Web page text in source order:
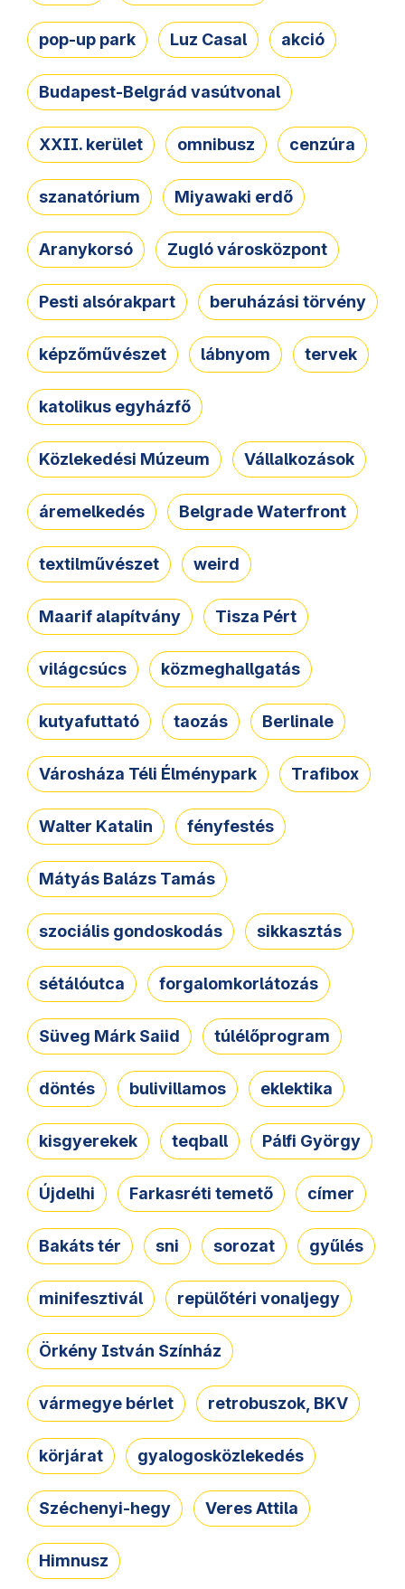
pop-up park Luz Casal akció
Budapest-Belgrád vasútvonal
XXII. kerület omnibusz cenzúra
szanatórium Miyawaki erdő
Aranykorsó Zugló városközpont
Pesti alsórakpart beruházási törvény
képzőművészet lábnyom tervek
katolikus egyházfő
Közlekedési Múzeum Vállalkozások
áremelkedés Belgrade Waterfront
textilművészet weird
Maarif alapítvány Tisza Pért
világcsúcs közmeghallgatás
kutyafuttató taozás Berlinale
Városháza Téli Élménypark Trafibox
Walter Katalin fényfestés
Mátyás Balázs Tamás
szociális gondoskodás sikkasztás
sétálóutca forgalomkorlátozás
Süveg Márk Saiid túlélőprogram
döntés bulivillamos eklektika
kisgyerekek teqball Pálfi György
Újdelhi Farkasréti temető címer
Bakáts tér sni sorozat gyűlés
minifesztivál repülőtéri vonaljegy
Örkény István Színház
vármegye bérlet retrobuszok, BKV
körjárat gyalogosközlekedés
Széchenyi-hegy Veres Attila
Himnusz